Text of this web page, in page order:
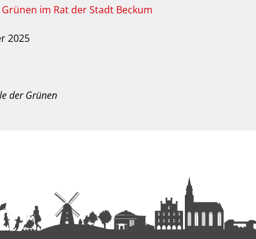
im Rat der Stadt Beckum
2025
der Grünen